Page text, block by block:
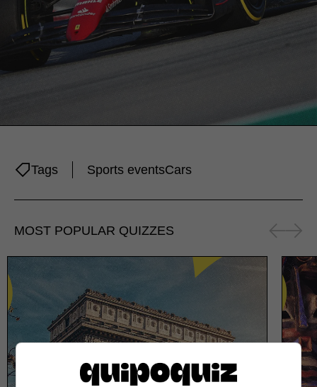
Tags Sports eventsCars
MOST POPULAR QUIZZES